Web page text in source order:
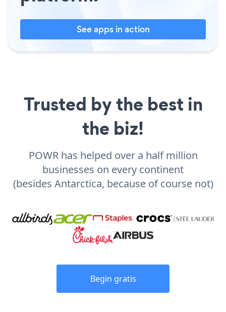
See apps in action
Trusted by the best in
the biz!
POWR has helped over a half million
businesses on every continent
(besides Antarctica, because of course not)
Begin gratis